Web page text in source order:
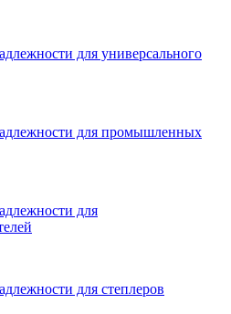
для универсального
для промышленных
для
для степлеров